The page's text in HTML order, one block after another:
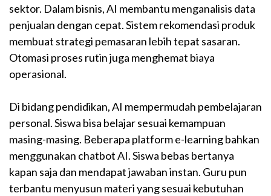
sektor. Dalam bisnis, AI membantu menganalisis data
penjualan dengan cepat. Sistem rekomendasi produk
membuat strategi pemasaran lebih tepat sasaran.
Otomasi proses rutin juga menghemat biaya
operasional.
Di bidang pendidikan, AI mempermudah pembelajaran
personal. Siswa bisa belajar sesuai kemampuan
masing-masing. Beberapa platform e-learning bahkan
menggunakan chatbot AI. Siswa bebas bertanya
kapan saja dan mendapat jawaban instan. Guru pun
terbantu menyusun materi yang sesuai kebutuhan